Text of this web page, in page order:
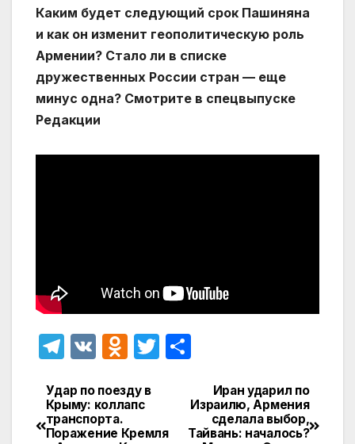
Каким будет следующий срок Пашиняна
и как он изменит геополитическую роль
Армении? Стало ли в списке
дружественных России стран — еще
минус одна? Смотрите в спецвыпуске
Редакции
T
e
gr
V
O
n
o
T
п
р
Навигация
по
Иран ударил по
Израилю, Армения
сделала выбор,
Тайвань: началось?
Удар по поезду в
Крыму: коллапс
транспорта.
Поражение Кремля